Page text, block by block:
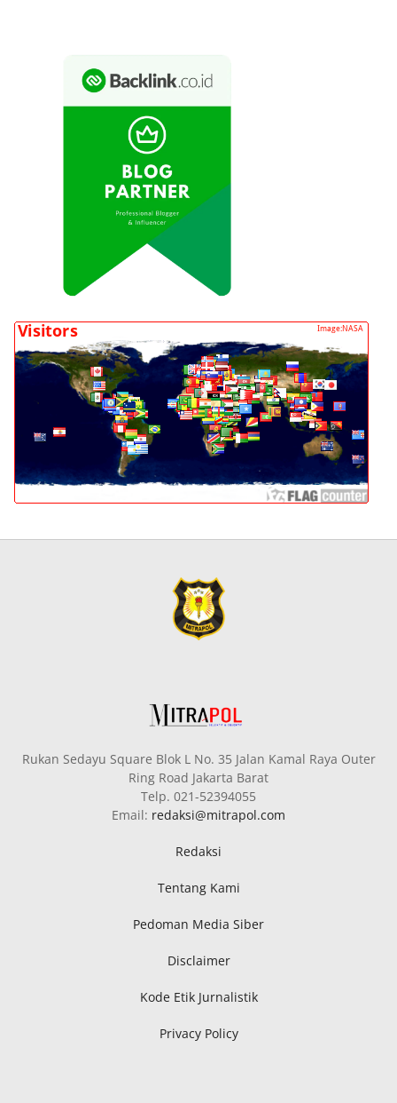
Rukan Sedayu Square Blok L No. 35 Jalan Kamal Raya Outer
Ring Road Jakarta Barat
Telp. 021-52394055
Email: redaksi@mitrapol.com
Redaksi
Tentang Kami
Pedoman Media Siber
Disclaimer
Kode Etik Jurnalistik
Privacy Policy